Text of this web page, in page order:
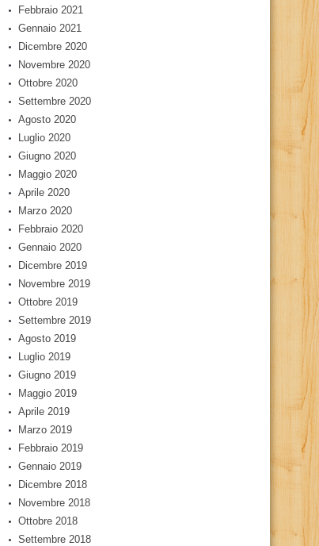
Febbraio 2021
Gennaio 2021
Dicembre 2020
Novembre 2020
Ottobre 2020
Settembre 2020
Agosto 2020
Luglio 2020
Giugno 2020
Maggio 2020
Aprile 2020
Marzo 2020
Febbraio 2020
Gennaio 2020
Dicembre 2019
Novembre 2019
Ottobre 2019
Settembre 2019
Agosto 2019
Luglio 2019
Giugno 2019
Maggio 2019
Aprile 2019
Marzo 2019
Febbraio 2019
Gennaio 2019
Dicembre 2018
Novembre 2018
Ottobre 2018
Settembre 2018